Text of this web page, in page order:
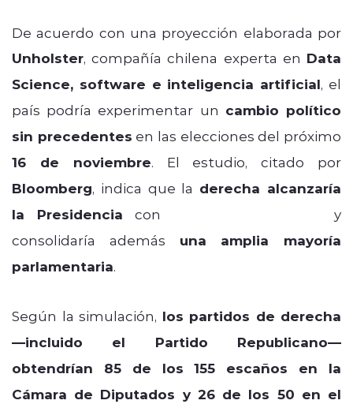
De acuerdo con una proyección elaborada por
Unholster, compañía chilena experta en Data
Science, software e inteligencia artificial, el
país podría experimentar un cambio político
sin precedentes en las elecciones del próximo
16 de noviembre. El estudio, citado por
Bloomberg, indica que la derecha alcanzaría
la Presidencia con
y
consolidaría además una amplia mayoría
parlamentaria.
Según la simulación, los partidos de derecha
—incluido el Partido Republicano—
obtendrían 85 de los 155 escaños en la
Cámara de Diputados y 26 de los 50 en el